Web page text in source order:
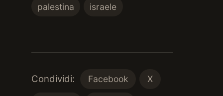
palestina israele
Condividi: Facebook X